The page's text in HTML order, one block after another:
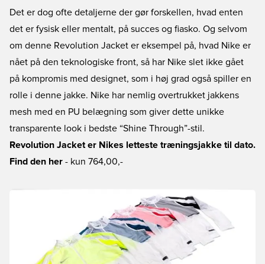
Det er dog ofte detaljerne der gør forskellen, hvad enten
det er fysisk eller mentalt, på succes og fiasko. Og selvom
om denne Revolution Jacket er eksempel på, hvad Nike er
nået på den teknologiske front, så har Nike slet ikke gået
på kompromis med designet, som i høj grad også spiller en
rolle i denne jakke. Nike har nemlig overtrukket jakkens
mesh med en PU belægning som giver dette unikke
transparente look i bedste “Shine Through”-stil.
Revolution Jacket er Nikes letteste træningsjakke til dato.
Find den her - kun 764,00,-